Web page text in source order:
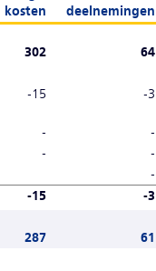
kosten
deelnemingen
302 64
-15 -3
- -
- -
-
-15 -3
287 61